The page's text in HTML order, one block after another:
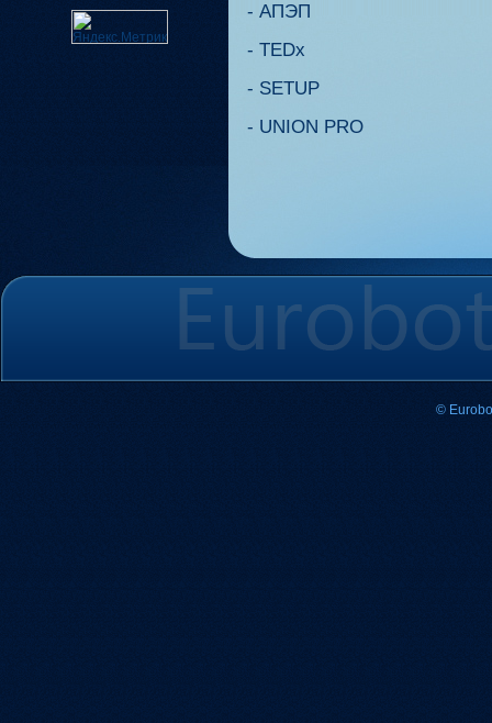
- АПЭП
- TEDx
- SETUP
- UNION PRO
©